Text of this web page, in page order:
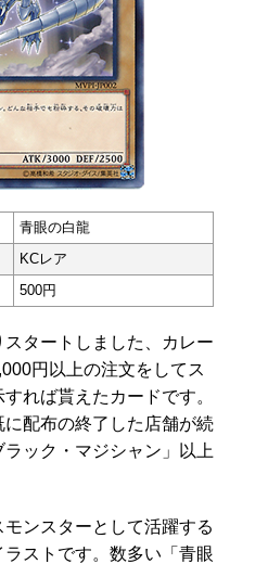
青眼の白龍
KCレア
500円
タートしました、カレー
円以上の注文をしてス
れば貰えたカードです。
配布の終了した店舗が続
ック・マジシャン」以上
ンスターとして活躍する
ラストです。数多い「青眼